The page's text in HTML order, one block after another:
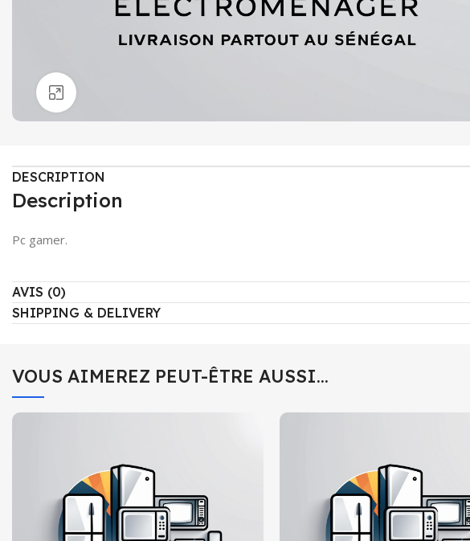
DESCRIPTION
Description
Pc gamer.
AVIS (0)
SHIPPING & DELIVERY
VOUS AIMEREZ PEUT-ÊTRE AUSSI…